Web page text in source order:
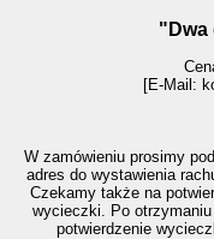
"Dwa
[E-Mail:
W zamówieniu prosimy
adres do wystawienia
Czekamy także na
wycieczki. Po
potwierdzenie